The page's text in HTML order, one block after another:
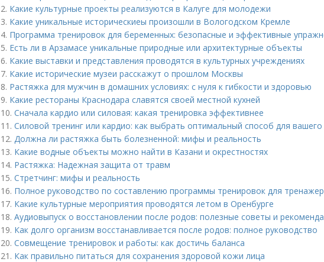
2. Какие культурные проекты реализуются в Калуге для молодежи
3. Какие уникальные историческиеы произошли в Вологодском Кремле
4. Программа тренировок для беременных: безопасные и эффективные
5. Есть ли в Арзамасе уникальные природные или архитектурные объекты
6. Какие выставки и представления проводятся в культурных учреждениях
7. Какие исторические музеи расскажут о прошлом Москвы
8. Растяжка для мужчин в домашних условиях: с нуля к гибкости и здоровью
9. Какие рестораны Краснодара славятся своей местной кухней
10. Сначала кардио или силовая: какая тренировка эффективнее
11. Силовой тренинг или кардио: как выбрать оптимальный способ для вашего
12. Должна ли растяжка быть болезненной: мифы и реальность
13. Какие водные объекты можно найти в Казани и окрестностях
14. Растяжка: Надежная защита от травм
15. Стретчинг: мифы и реальность
16. Полное руководство по составлению программы тренировок для
17. Какие культурные мероприятия проводятся летом в Оренбурге
18. Аудиовыпуск о восстановлении после родов: полезные советы и
19. Как долго организм восстанавливается после родов: полное руководство
20. Совмещение тренировок и работы: как достичь баланса
21. Как правильно питаться для сохранения здоровой кожи лица